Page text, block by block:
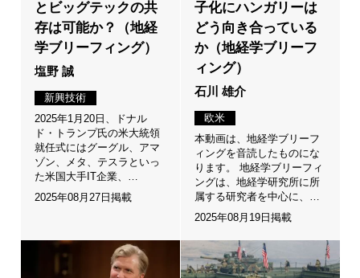
とビッグテックの共
存は可能か？（地経
学ブリーフィング）
塩野 誠
新興技術
2025年1月20日、ドナル
ド・トランプ氏の米大統領
就任式にはグーグル、アマ
ゾン、メタ、テスラといっ
た米国大手IT企業、…
2025年08月27日掲載
子化にハンガリーは
どう向き合っている
か（地経学ブリーフ
ィング）
石川 雄介
欧米
本動画は、地経学ブリーフ
ィングを音読したものにな
ります。 地経学ブリーフィ
ングは、地経学研究所に所
属する研究者を中心に、…
2025年08月19日掲載